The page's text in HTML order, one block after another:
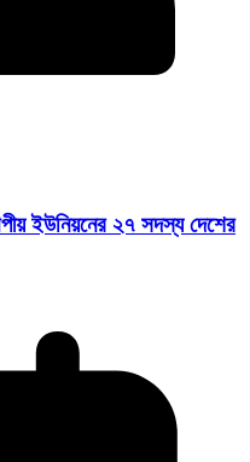
ইউনিয়নের ২৭ সদস্য দেশের